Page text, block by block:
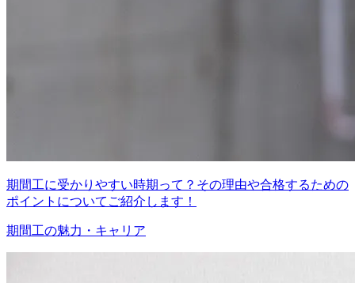
期間工に受かりやすい時期って？その理由や合格するための
ポイントについてご紹介します！
期間工の魅力・キャリア